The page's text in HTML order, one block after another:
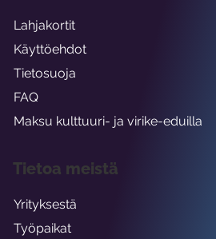
Lahjakortit
Käyttöehdot
Tietosuoja
FAQ
Maksu kulttuuri- ja virike-eduilla
Tietoa meistä
Yrityksestä
Työpaikat